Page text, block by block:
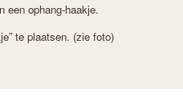
een ophang-haakje.
te plaatsen. (zie foto)